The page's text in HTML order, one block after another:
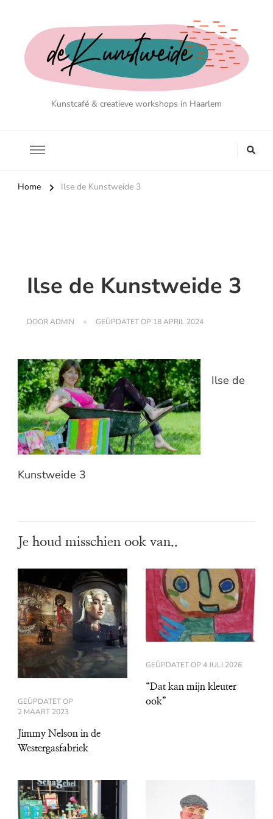
Kunstcafé & creatieve workshops in Haarlem
Home Ilse de Kunstweide 3
Ilse de Kunstweide 3
DOORADMIN GEÜPDATET OP 18 APRIL 2024
Ilse de
Kunstweide 3
Je houd misschien ook van..
GEÜPDATET OP
2 MAART 2023
Jimmy Nelson in de
Westergasfabriek
GEÜPDATET OP 4 JULI 2026
“Dat kan mijn kleuter
ook”